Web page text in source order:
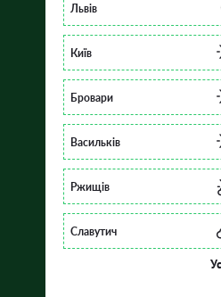
Львів
Київ
Бровари
Васильків
Ржищів
Славутич